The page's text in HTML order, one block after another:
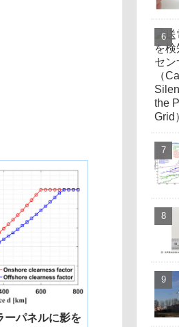
ーパネルに影を